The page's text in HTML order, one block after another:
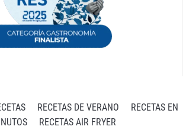
RECETAS DE VERANO
RECETAS EN
RECETAS AIR FRYER